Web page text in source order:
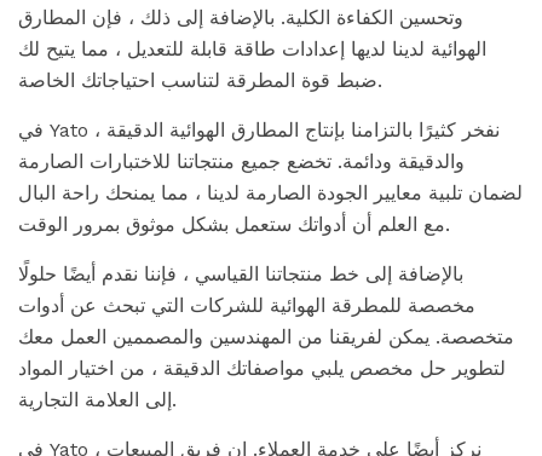
وتحسين الكفاءة الكلية. بالإضافة إلى ذلك ، فإن المطارق
الهوائية لدينا لديها إعدادات طاقة قابلة للتعديل ، مما يتيح لك
ضبط قوة المطرقة لتناسب احتياجاتك الخاصة.
في Yato ، نفخر كثيرًا بالتزامنا بإنتاج المطارق الهوائية الدقيقة
والدقيقة ودائمة. تخضع جميع منتجاتنا للاختبارات الصارمة
لضمان تلبية معايير الجودة الصارمة لدينا ، مما يمنحك راحة البال
مع العلم أن أدواتك ستعمل بشكل موثوق بمرور الوقت.
بالإضافة إلى خط منتجاتنا القياسي ، فإننا نقدم أيضًا حلولًا
مخصصة للمطرقة الهوائية للشركات التي تبحث عن أدوات
متخصصة. يمكن لفريقنا من المهندسين والمصممين العمل معك
لتطوير حل مخصص يلبي مواصفاتك الدقيقة ، من اختيار المواد
إلى العلامة التجارية.
في Yato ، نركز أيضًا على خدمة العملاء. إن فريق المبيعات